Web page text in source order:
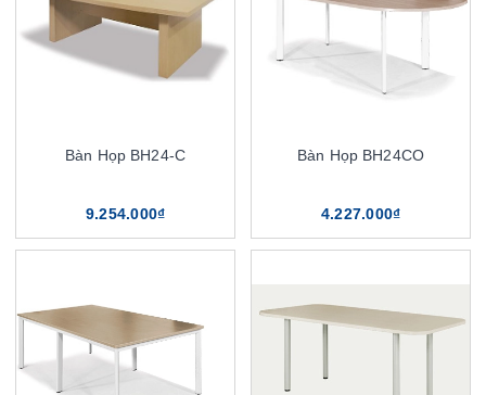
Bàn Họp BH24-C
9.254.000₫
Bàn Họp BH24CO
4.227.000₫